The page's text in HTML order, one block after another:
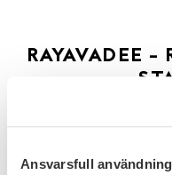
Ansvarsfull
RAYAVADEE